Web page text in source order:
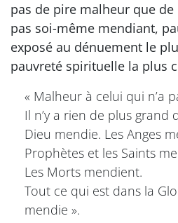
pas de pire malheur que de
pas soi-même mendiant,
exposé au dénuement le
pauvreté spirituelle la plus
« Malheur à celui qui n’a
Il n’y a rien de plus grand
Dieu mendie. Les Anges
Prophètes et les Saints
Les Morts mendient.
Tout ce qui est dans la
mendie ».